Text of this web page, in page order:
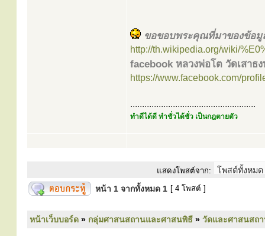
ขอขอบพระคุณที่มาของข้อมู
http://th.wikipedia.org/wiki/
facebook หลวงพ่อโต วัดเสาธ
https://www.facebook.com/
.....................................................
ทำดีได้ดี ทำชั่วได้ชั่ว เป็นกฎตายตัว
แสดงโพสต์จาก:
หน้า 1 จากทั้งหมด 1 [ 4 โพสต์ ]
หน้าเว็บบอร์ด » กลุ่มศาสนสถานและศาสนพิธี » วัดและศาสนสถ